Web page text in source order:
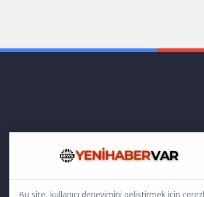
Yayınlanan
Bu site, kullanıcı deneyimini geliştirmek için